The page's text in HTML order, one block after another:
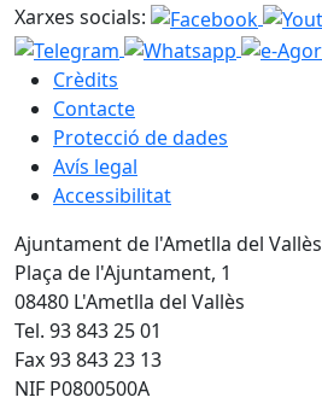
Xarxes socials:
Crèdits
Contacte
Protecció de dades
Avís legal
Accessibilitat
Ajuntament de l'Ametlla del Vallès
Plaça de l'Ajuntament, 1
08480 L'Ametlla del Vallès
Tel. 93 843 25 01
Fax 93 843 23 13
NIF P0800500A